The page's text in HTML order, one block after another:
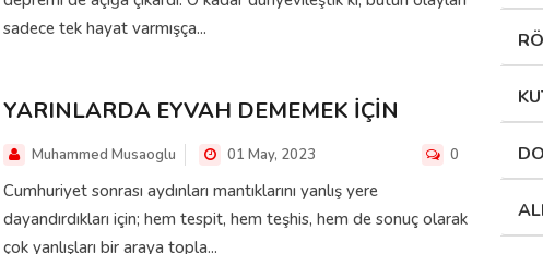
sadece tek hayat varmışça...
YARINLARDA EYVAH DEMEMEK İÇİN
Muhammed Musaoglu 01 May, 2023 0
Cumhuriyet sonrası aydınları mantıklarını yanlış yere
dayandırdıkları için; hem tespit, hem teşhis, hem de sonuç olarak
çok yanlışları bir araya topla...